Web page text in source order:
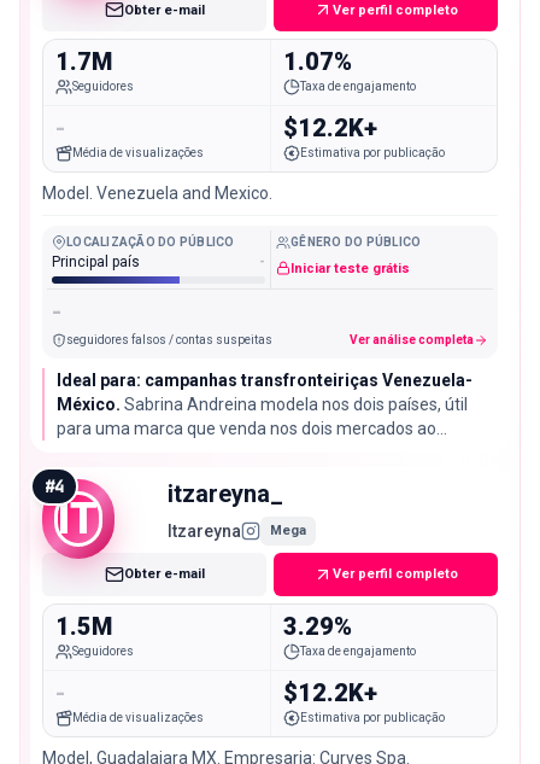
Obter e-mail Ver perfil completo
1.7M
Seguidores
1.07%
Taxa de engajamento
-
Média de visualizações
$12.2K+
Estimativa por publicação
Model. Venezuela and Mexico.
LOCALIZAÇÃO DO PÚBLICO
Principal país -
GÊNERO DO PÚBLICO
Iniciar teste grátis
-
seguidores falsos / contas suspeitas Ver análise completa
Ideal para: campanhas transfronteiriças Venezuela-
México. Sabrina Andreina modela nos dois países, útil
para uma marca que venda nos dois mercados ao
próxima do comum para seu tamanho.
IT
#4 itzareyna_
Itzareyna Mega
Obter e-mail Ver perfil completo
1.5M
Seguidores
3.29%
Taxa de engajamento
-
Média de visualizações
$12.2K+
Estimativa por publicação
Model, Guadalajara MX. Empresaria: Curves Spa.